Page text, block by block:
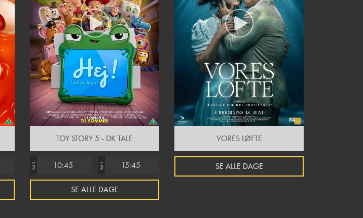
TOY STORY 5 - DK TALE
Sal 2 10:45 Sal 4 15:45
SE ALLE DAGE
VORES LØFTE
SE ALLE DAGE